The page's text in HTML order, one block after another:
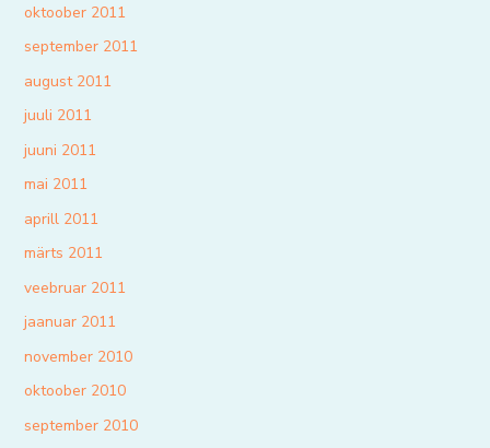
oktoober 2011
september 2011
august 2011
juuli 2011
juuni 2011
mai 2011
aprill 2011
märts 2011
veebruar 2011
jaanuar 2011
november 2010
oktoober 2010
september 2010